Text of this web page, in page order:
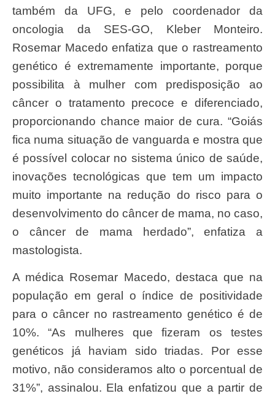
também da UFG, e pelo coordenador da
oncologia da SES-GO, Kleber Monteiro.
Rosemar Macedo enfatiza que o rastreamento
genético é extremamente importante, porque
possibilita à mulher com predisposição ao
câncer o tratamento precoce e diferenciado,
proporcionando chance maior de cura. “Goiás
fica numa situação de vanguarda e mostra que
é possível colocar no sistema único de saúde,
inovações tecnológicas que tem um impacto
muito importante na redução do risco para o
desenvolvimento do câncer de mama, no caso,
o câncer de mama herdado”, enfatiza a
mastologista.
A médica Rosemar Macedo, destaca que na
população em geral o índice de positividade
para o câncer no rastreamento genético é de
10%. “As mulheres que fizeram os testes
genéticos já haviam sido triadas. Por esse
motivo, não consideramos alto o porcentual de
31%”, assinalou. Ela enfatizou que a partir de